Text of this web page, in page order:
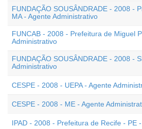
FUNDAÇÃO SOUSÂNDRADE - 2008 -
MA - Agente Administrativo
FUNCAB - 2008 - Prefeitura de Miguel
Administrativo
FUNDAÇÃO SOUSÂNDRADE - 2008 -
Administrativo
CESPE - 2008 - UEPA - Agente
CESPE - 2008 - ME - Agente
IPAD - 2008 - Prefeitura de Recife - PE